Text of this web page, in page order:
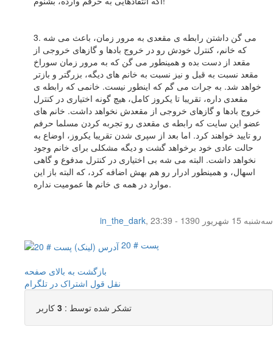
3. می گن داشتن رابطه ی مقعدی به مرور زمان، باعث می شه
که خانم، کنترل خودش رو در خروج بادها و گازهای خروجی از
مقعد از دست بده و همینطور می گن که به مرور زمان سوراخ
مقعد نسبت به قبل و نیز نسبت به خانم های دیگه، بزرگتر و بازتر
خواهد شد. به جرات می گم که اینطور نیست. خانمی که رابطه ی
مقعدی داره، تقریبا تا یکروز کامل، هیچ گونه اختیاری در کنترل
خروج بادها و گازهای خروجی از مقعدش نخواهد داشت. خانم های
عضو این سایت که رابطه ی مقعدی رو تجربه کردن مسلما حرفم
رو تایید خواهند کرد. اما بعد از سپری شدن تقریبا یکروز، اوضاع به
حالت عادی خود برخواهد گشت و دیگه مشکلی برای خانم وجود
نخواهد داشت. البته می شه بی اختیاری در کنترل مدفوع و گاهی
اسهال، و همینطور ادرار رو هم بهش اضافه کرد، که البته باز این
موارد در همه ی خانم ها عمومیت نداره.
in_the_dark,
سه‌شنبه 15 شهریور 1390 - 23:39
پست # 20
بازگشت به بالای صفحه
نقل قول اشتراک در تلگرام
تشکر شده توسط : 3 کاربر